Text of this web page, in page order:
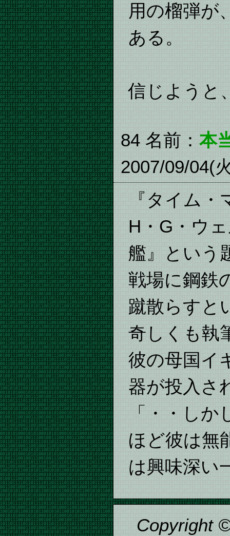
用の榴弾が
ある。
信じようと
84 名前：本
2007/09/04(
『タイム
H・G・ウ
艦』という
戦場に鋼鉄
蹴散らすと
奇しくも執
彼の母国イ
器が投入さ
「・・し
ほど彼は無
は興味深い
Copyright